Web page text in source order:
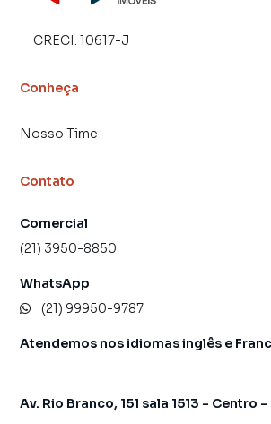
CRECI: 10617-J
Conheça
Nosso Time
Contato
Comercial
(21) 3950-8850
WhatsApp
(21) 99950-9787
Atendemos nos idiomas inglês e
Av. Rio Branco, 151 sala 1513 - Centro -